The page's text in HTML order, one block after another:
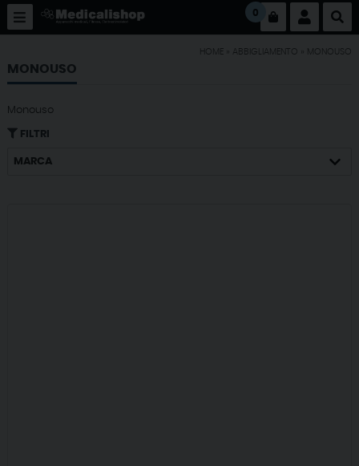
0
HOME ABBIGLIAMENTO MONOUSO
MONOUSO
Monouso
FILTRI
MARCA